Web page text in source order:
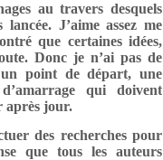
au travers desquels
J’aime assez me
que certaines idées,
Donc je n’ai pas de
point de départ, une
qui doivent
après jour.
des recherches pour
que tous les auteurs